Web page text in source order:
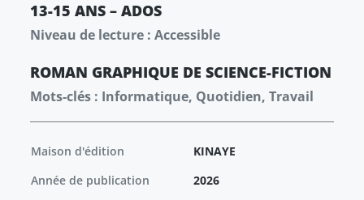
13-15 ANS – ADOS
Niveau de lecture : Accessible
ROMAN GRAPHIQUE DE SCIENCE-FICTION
Mots-clés : Informatique, Quotidien, Travail
Maison d'édition
KINAYE
Année de publication
2026